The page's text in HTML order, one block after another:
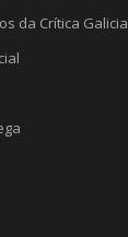
da Crítica Galicia